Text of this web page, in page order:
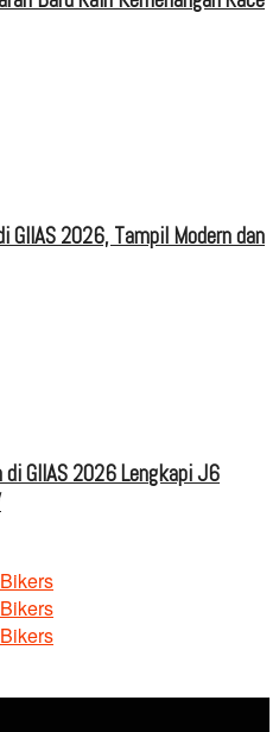
GIIAS 2026, Tampil Modern dan
GIIAS 2026 Lengkapi J6